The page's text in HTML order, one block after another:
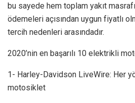
bu sayede hem toplam yakıt
ödemeleri açısından uygun fiyatlı
tercih nedenleri arasındadır.
2020’nin en başarılı 10 elektrikli
1- Harley-Davidson LiveWire: Her
motosiklet